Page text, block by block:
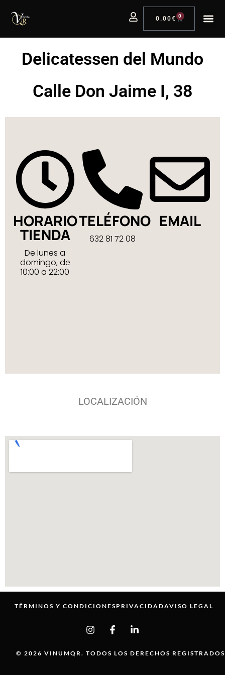
0.00€ 0
Delicatessen del Mundo
Calle Don Jaime I, 38
HORARIO
TIENDA
De lunes a
domingo, de
10:00 a 22:00
TELÉFONO
632 81 72 08
EMAIL
LOCALIZACIÓN
TÉRMINOS Y CONDICIONES PRIVACIDADAVISO LEGAL
© 2026 VINUMQR. TODOS LOS DERECHOS